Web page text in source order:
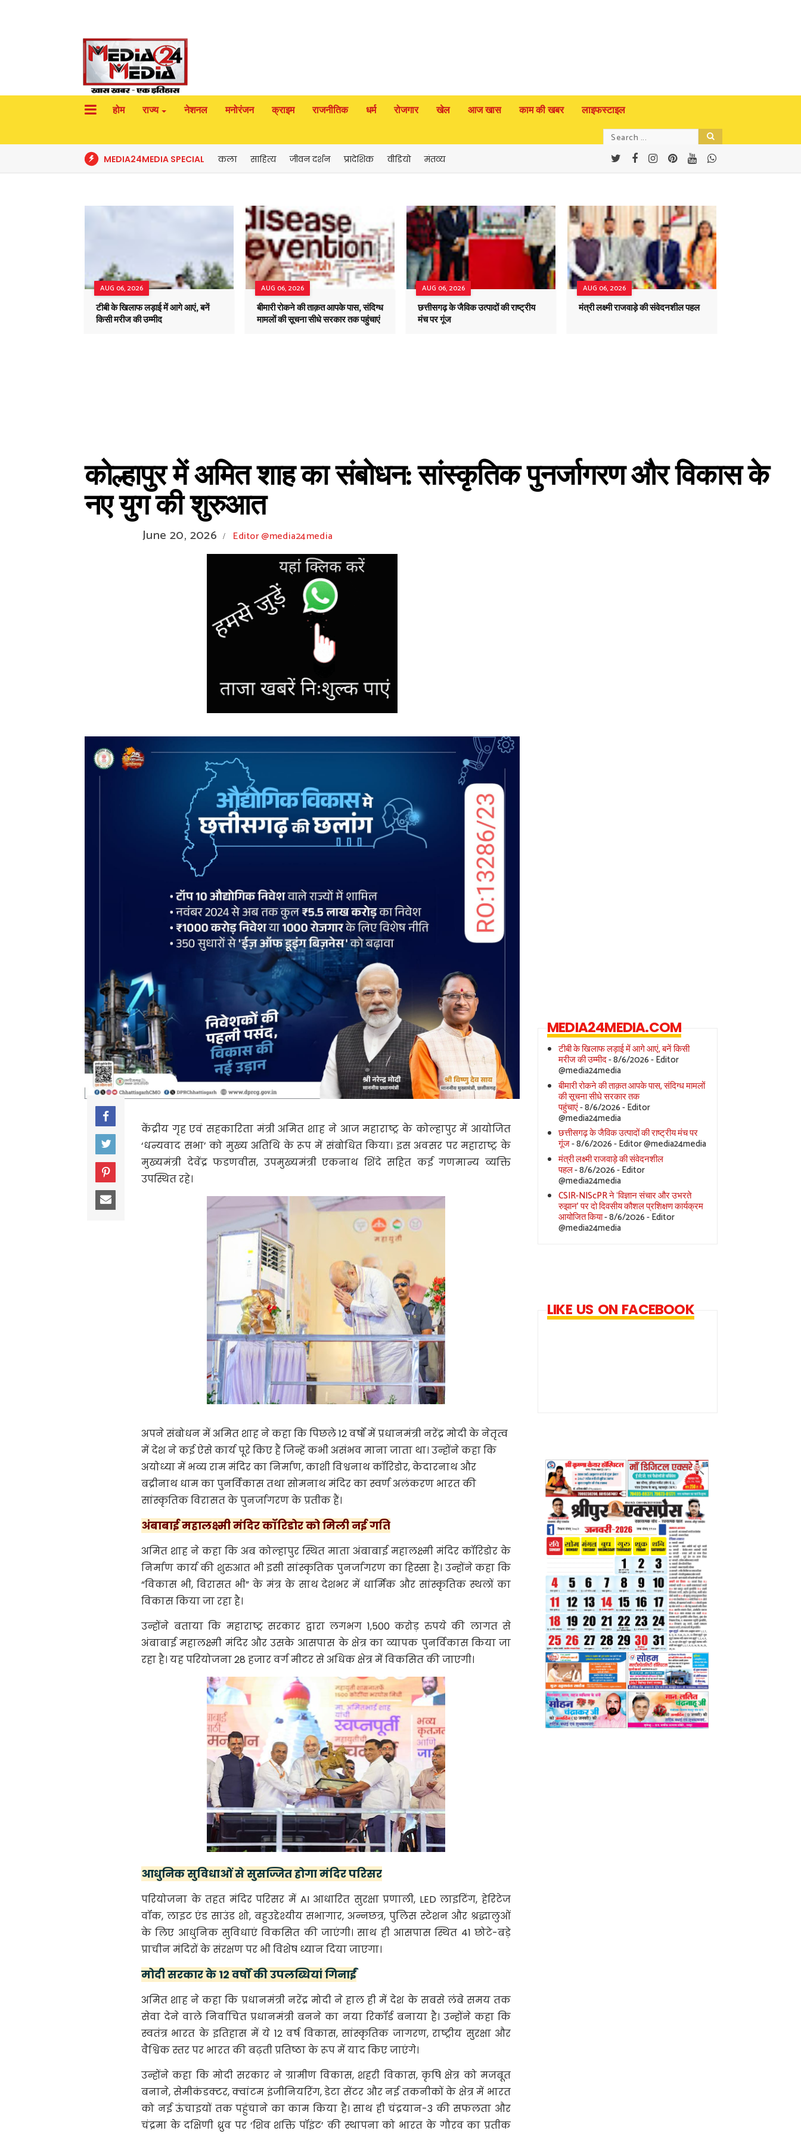
होम राज्य नेशनल मनोरंजन क्राइम राजनीतिक धर्म रोजगार खेल आज खास काम की खबर लाइफस्टाइल
MEDIA24MEDIA SPECIAL कला साहित्य जीवन दर्शन प्रादेशिक वीडियो मंतव्य
AUG 06, 2026
टीबी के खिलाफ लड़ाई में आगे आएं, बनें
किसी मरीज की उम्मीद
AUG 06, 2026
बीमारी रोकने की ताक़त आपके पास, संदिग्ध
मामलों की सूचना सीधे सरकार तक पहुंचाएं
AUG 06, 2026
छत्तीसगढ़ के जैविक उत्पादों की राष्ट्रीय
मंच पर गूंज
AUG 06, 2026
मंत्री लक्ष्मी राजवाड़े की संवेदनशील पहल
कोल्हापुर में अमित शाह का संबोधन: सांस्कृतिक पुनर्जागरण और विकास के
नए युग की शुरुआत
June 20, 2026 / Editor @media24media
केंद्रीय गृह एवं सहकारिता मंत्रीअमित शाह ने आज महाराष्ट्र के कोल्हापुर में आयोजित
‘धन्यवाद सभा’ को मुख्य अतिथि के रूप में संबोधित किया। इस अवसर पर महाराष्ट्र के
मुख्यमंत्री देवेंद्र फडणवीस, उपमुख्यमंत्रीएकनाथ शिंदेसहित कई गणमान्य व्यक्ति
उपस्थित रहे।
अपने संबोधन में अमित शाह ने कहा कि पिछले 12 वर्षों में प्रधानमंत्रीनरेंद्र मोदीके नेतृत्व
में देश ने कई ऐसे कार्य पूरे किए हैं जिन्हें कभी असंभव माना जाता था। उन्होंने कहा कि
अयोध्या में भव्य राम मंदिर का निर्माण, काशी विश्वनाथ कॉरिडोर, केदारनाथ और
बद्रीनाथ धाम का पुनर्विकास तथा सोमनाथ मंदिर का स्वर्ण अलंकरण भारत की
सांस्कृतिक विरासत के पुनर्जागरण के प्रतीक हैं।
अंबाबाई महालक्ष्मी मंदिर कॉरिडोर को मिली नई गति
अमित शाह ने कहा कि अब कोल्हापुर स्थित माता अंबाबाई महालक्ष्मी मंदिर कॉरिडोर के
निर्माण कार्य की शुरुआत भी इसी सांस्कृतिक पुनर्जागरण का हिस्सा है। उन्होंने कहा कि
“विकास भी, विरासत भी” के मंत्र के साथ देशभर में धार्मिक और सांस्कृतिक स्थलों का
विकास किया जा रहा है।
उन्होंने बताया कि महाराष्ट्र सरकार द्वारा लगभग 1,500 करोड़ रुपये की लागत से
अंबाबाई महालक्ष्मी मंदिर और उसके आसपास के क्षेत्र का व्यापक पुनर्विकास किया जा
रहा है। यह परियोजना 28 हजार वर्ग मीटर से अधिक क्षेत्र में विकसित की जाएगी।
आधुनिक सुविधाओं से सुसज्जित होगा मंदिर परिसर
परियोजना के तहत मंदिर परिसर में AI आधारित सुरक्षा प्रणाली, LED लाइटिंग, हेरिटेज
वॉक, लाइट एंड साउंड शो, बहुउद्देश्यीय सभागार, अन्नछत्र, पुलिस स्टेशन और श्रद्धालुओं
के लिए आधुनिक सुविधाएं विकसित की जाएंगी। साथ ही आसपास स्थित 41 छोटे-बड़े
प्राचीन मंदिरों के संरक्षण पर भी विशेष ध्यान दिया जाएगा।
मोदी सरकार के 12 वर्षों की उपलब्धियां गिनाईं
अमित शाह ने कहा कि प्रधानमंत्री नरेंद्र मोदी ने हाल ही में देश के सबसे लंबे समय तक
सेवा देने वाले निर्वाचित प्रधानमंत्री बनने का नया रिकॉर्ड बनाया है। उन्होंने कहा कि
स्वतंत्र भारत के इतिहास में ये 12 वर्ष विकास, सांस्कृतिक जागरण, राष्ट्रीय सुरक्षा और
वैश्विक स्तर पर भारत की बढ़ती प्रतिष्ठा के रूप में याद किए जाएंगे।
उन्होंने कहा कि मोदी सरकार ने ग्रामीण विकास, शहरी विकास, कृषि क्षेत्र को मजबूत
बनाने, सेमीकंडक्टर, क्वांटम इंजीनियरिंग, डेटा सेंटर और नई तकनीकों के क्षेत्र में भारत
को नई ऊंचाइयों तक पहुंचाने का काम किया है। साथ ही चंद्रयान-3 की सफलता और
चंद्रमा के दक्षिणी ध्रुव पर ‘शिव शक्ति पॉइंट’ की स्थापना को भारत के गौरव का प्रतीक
MEDIA24MEDIA.COM
टीबी के खिलाफ लड़ाई में आगे आएं, बनें किसी
मरीज की उम्मीद- 8/6/2026- Editor
@media24media
बीमारी रोकने की ताक़त आपके पास, संदिग्ध मामलों
की सूचना सीधे सरकार तक
पहुंचाएं- 8/6/2026- Editor
@media24media
छत्तीसगढ़ के जैविक उत्पादों की राष्ट्रीय मंच पर
गूंज- 8/6/2026- Editor @media24media
मंत्री लक्ष्मी राजवाड़े की संवेदनशील
पहल- 8/6/2026- Editor
@media24media
CSIR-NIScPR ने ‘विज्ञान संचार और उभरते
रुझान’ पर दो दिवसीय कौशल प्रशिक्षण कार्यक्रम
आयोजित किया- 8/6/2026- Editor
@media24media
LIKE US ON FACEBOOK